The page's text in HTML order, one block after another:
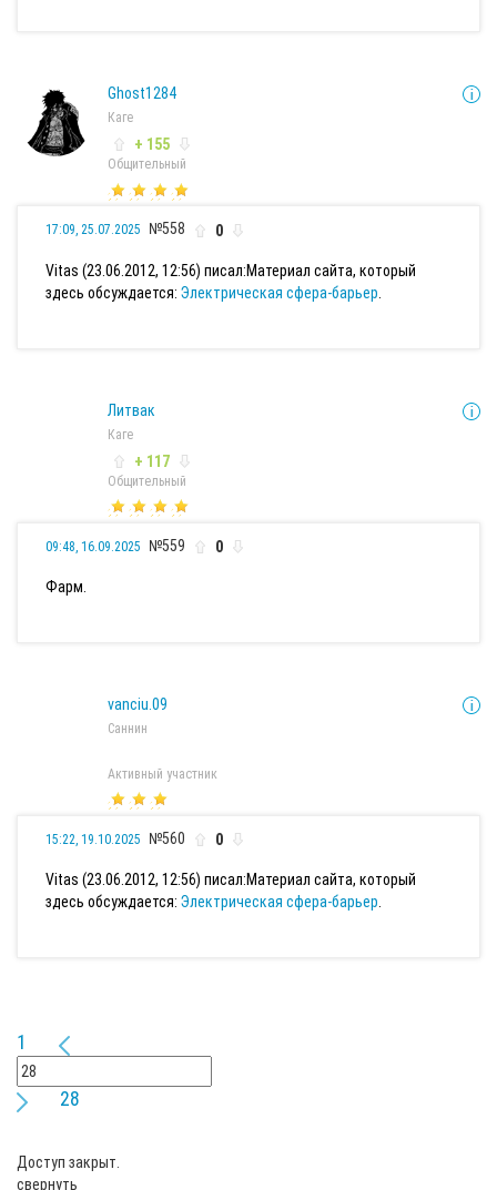
Ghost1284
Каге
+ 155
Общительный
17:09, 25.07.2025 №558 0
Vitas (23.06.2012, 12:56) писал:Материал сайта, который
здесь обсуждается: Электрическая сфера-барьер
Литвак
Каге
+ 117
Общительный
09:48, 16.09.2025 №559 0
Фарм.
vanciu.09
Саннин
Активный участник
15:22, 19.10.2025 №560 0
Vitas (23.06.2012, 12:56) писал:Материал сайта, который
здесь обсуждается: Электрическая сфера-барьер.
1
28
Доступ закрыт.
свернуть